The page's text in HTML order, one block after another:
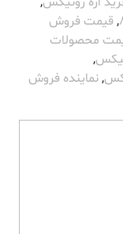
, قیمت فروش
محصولات
,
,نماینده فروش